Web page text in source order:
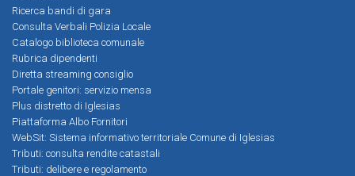
Ricerca bandi di gara
Consulta Verbali Polizia Locale
Catalogo biblioteca comunale
Rubrica dipendenti
Diretta streaming consiglio
Portale genitori: servizio mensa
Plus distretto di Iglesias
Piattaforma Albo Fornitori
WebSit: Sistema informativo territoriale Comune di Iglesias
Tributi: consulta rendite catastali
Tributi: delibere e regolamento